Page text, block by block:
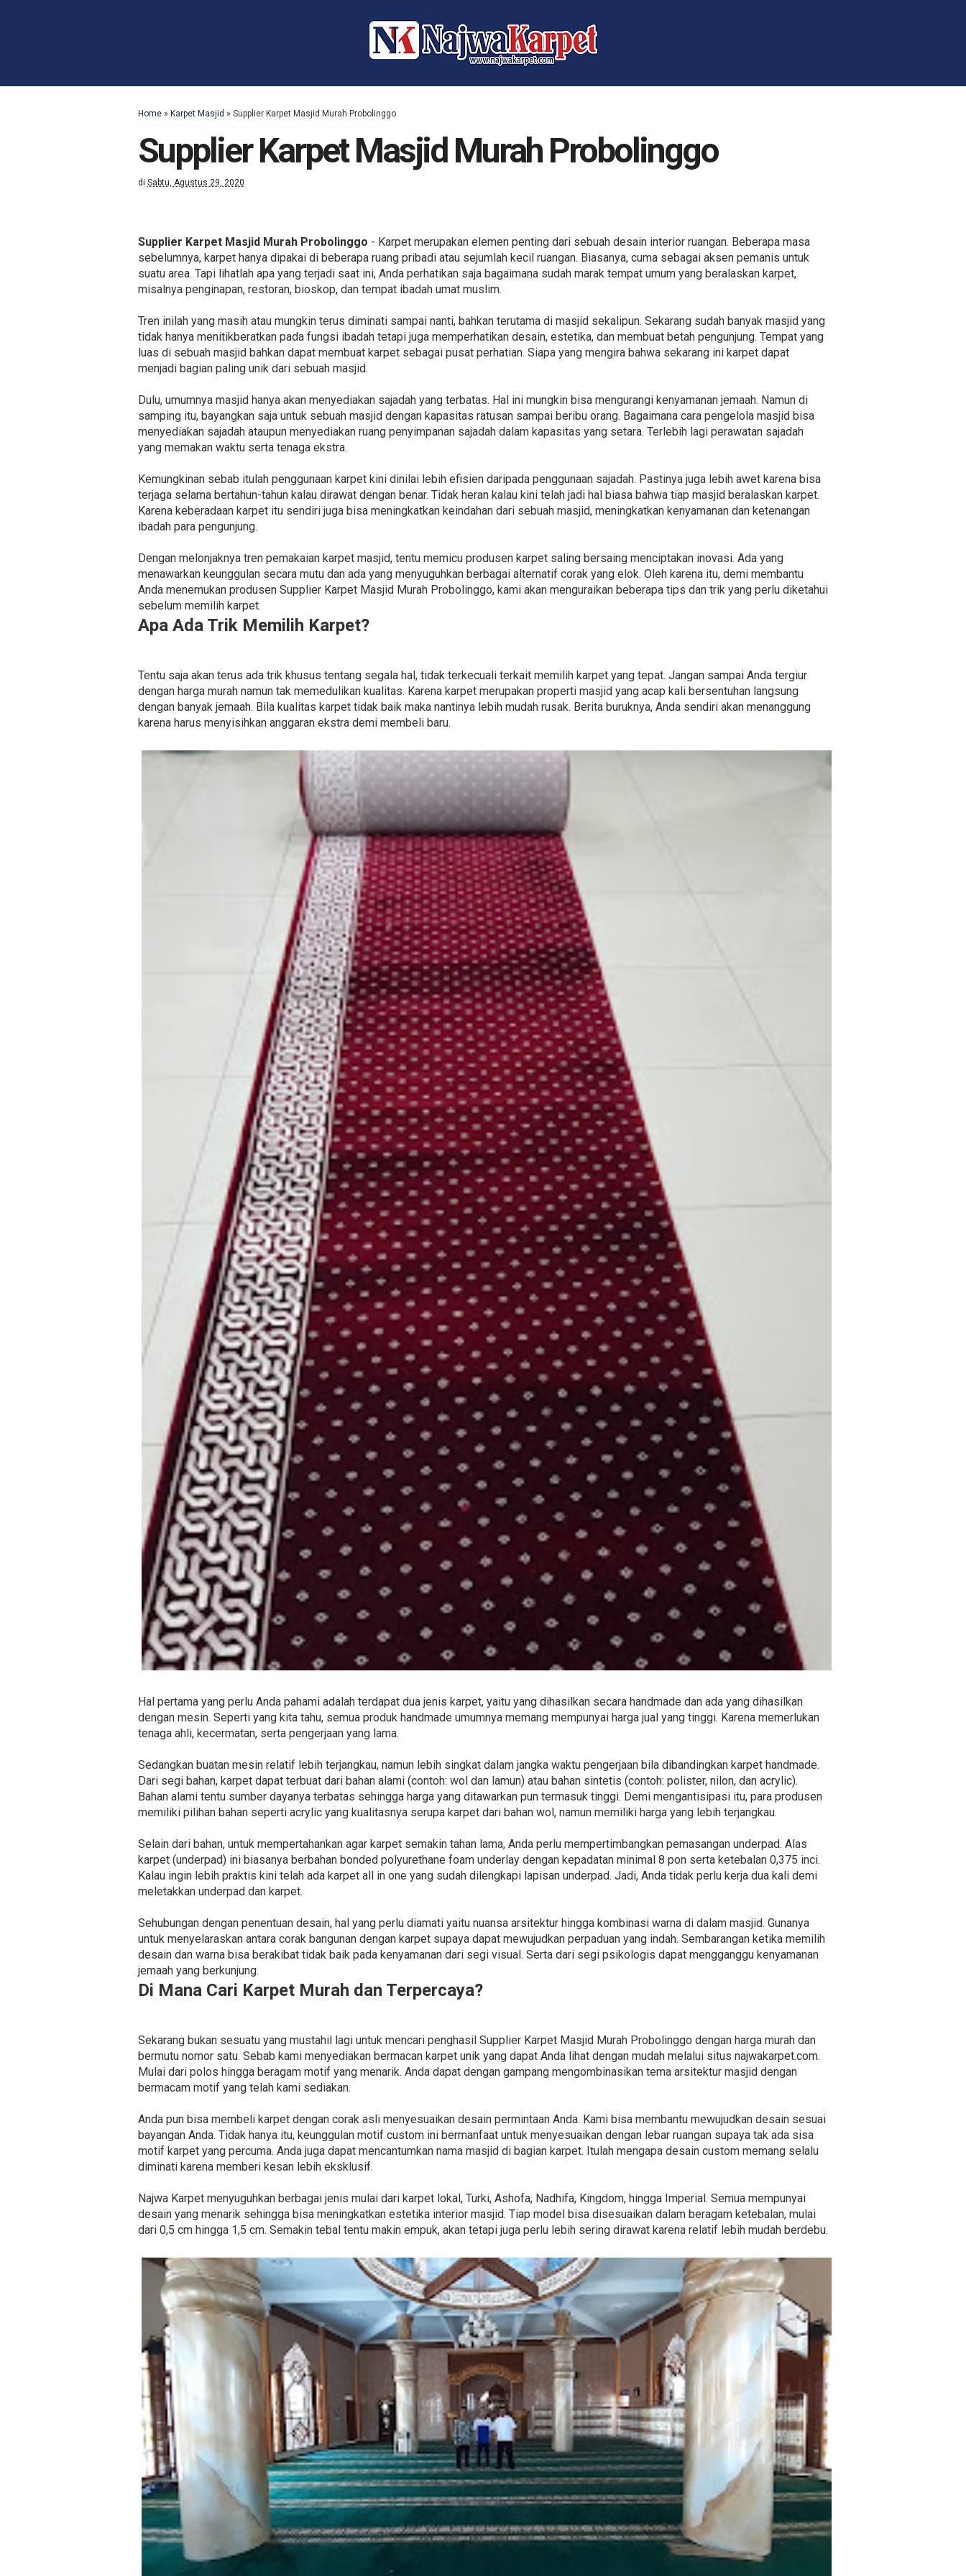
Home » Karpet Masjid » Supplier Karpet Masjid Murah Probolinggo
Supplier Karpet Masjid Murah Probolinggo
di Sabtu, Agustus 29, 2020
Supplier Karpet Masjid Murah Probolinggo - Karpet merupakan elemen penting dari sebuah desain interior ruangan. Beberapa masa
sebelumnya, karpet hanya dipakai di beberapa ruang pribadi atau sejumlah kecil ruangan. Biasanya, cuma sebagai aksen pemanis untuk
suatu area. Tapi lihatlah apa yang terjadi saat ini, Anda perhatikan saja bagaimana sudah marak tempat umum yang beralaskan karpet,
misalnya penginapan, restoran, bioskop, dan tempat ibadah umat muslim.
Tren inilah yang masih atau mungkin terus diminati sampai nanti, bahkan terutama di masjid sekalipun. Sekarang sudah banyak masjid yang
tidak hanya menitikberatkan pada fungsi ibadah tetapi juga memperhatikan desain, estetika, dan membuat betah pengunjung. Tempat yang
luas di sebuah masjid bahkan dapat membuat karpet sebagai pusat perhatian. Siapa yang mengira bahwa sekarang ini karpet dapat
menjadi bagian paling unik dari sebuah masjid.
Dulu, umumnya masjid hanya akan menyediakan sajadah yang terbatas. Hal ini mungkin bisa mengurangi kenyamanan jemaah. Namun di
samping itu, bayangkan saja untuk sebuah masjid dengan kapasitas ratusan sampai beribu orang. Bagaimana cara pengelola masjid bisa
menyediakan sajadah ataupun menyediakan ruang penyimpanan sajadah dalam kapasitas yang setara. Terlebih lagi perawatan sajadah
yang memakan waktu serta tenaga ekstra.
Kemungkinan sebab itulah penggunaan karpet kini dinilai lebih efisien daripada penggunaan sajadah. Pastinya juga lebih awet karena bisa
terjaga selama bertahun-tahun kalau dirawat dengan benar. Tidak heran kalau kini telah jadi hal biasa bahwa tiap masjid beralaskan karpet.
Karena keberadaan karpet itu sendiri juga bisa meningkatkan keindahan dari sebuah masjid, meningkatkan kenyamanan dan ketenangan
ibadah para pengunjung.
Dengan melonjaknya tren pemakaian karpet masjid, tentu memicu produsen karpet saling bersaing menciptakan inovasi. Ada yang
menawarkan keunggulan secara mutu dan ada yang menyuguhkan berbagai alternatif corak yang elok. Oleh karena itu, demi membantu
Anda menemukan produsen Supplier Karpet Masjid Murah Probolinggo, kami akan menguraikan beberapa tips dan trik yang perlu diketahui
sebelum memilih karpet.
Apa Ada Trik Memilih Karpet?
Tentu saja akan terus ada trik khusus tentang segala hal, tidak terkecuali terkait memilih karpet yang tepat. Jangan sampai Anda tergiur
dengan harga murah namun tak memedulikan kualitas. Karena karpet merupakan properti masjid yang acap kali bersentuhan langsung
dengan banyak jemaah. Bila kualitas karpet tidak baik maka nantinya lebih mudah rusak. Berita buruknya, Anda sendiri akan menanggung
karena harus menyisihkan anggaran ekstra demi membeli baru.
Hal pertama yang perlu Anda pahami adalah terdapat dua jenis karpet, yaitu yang dihasilkan secara handmade dan ada yang dihasilkan
dengan mesin. Seperti yang kita tahu, semua produk handmade umumnya memang mempunyai harga jual yang tinggi. Karena memerlukan
tenaga ahli, kecermatan, serta pengerjaan yang lama.
Sedangkan buatan mesin relatif lebih terjangkau, namun lebih singkat dalam jangka waktu pengerjaan bila dibandingkan karpet handmade.
Dari segi bahan, karpet dapat terbuat dari bahan alami (contoh: wol dan lamun) atau bahan sintetis (contoh: polister, nilon, dan acrylic).
Bahan alami tentu sumber dayanya terbatas sehingga harga yang ditawarkan pun termasuk tinggi. Demi mengantisipasi itu, para produsen
memiliki pilihan bahan seperti acrylic yang kualitasnya serupa karpet dari bahan wol, namun memiliki harga yang lebih terjangkau.
Selain dari bahan, untuk mempertahankan agar karpet semakin tahan lama, Anda perlu mempertimbangkan pemasangan underpad. Alas
karpet (underpad) ini biasanya berbahan bonded polyurethane foam underlay dengan kepadatan minimal 8 pon serta ketebalan 0,375 inci.
Kalau ingin lebih praktis kini telah ada karpet all in one yang sudah dilengkapi lapisan underpad. Jadi, Anda tidak perlu kerja dua kali demi
meletakkan underpad dan karpet.
Sehubungan dengan penentuan desain, hal yang perlu diamati yaitu nuansa arsitektur hingga kombinasi warna di dalam masjid. Gunanya
untuk menyelaraskan antara corak bangunan dengan karpet supaya dapat mewujudkan perpaduan yang indah. Sembarangan ketika memilih
desain dan warna bisa berakibat tidak baik pada kenyamanan dari segi visual. Serta dari segi psikologis dapat mengganggu kenyamanan
jemaah yang berkunjung.
Di Mana Cari Karpet Murah dan Terpercaya?
Sekarang bukan sesuatu yang mustahil lagi untuk mencari penghasil Supplier Karpet Masjid Murah Probolinggo dengan harga murah dan
bermutu nomor satu. Sebab kami menyediakan bermacan karpet unik yang dapat Anda lihat dengan mudah melalui situs najwakarpet.com.
Mulai dari polos hingga beragam motif yang menarik. Anda dapat dengan gampang mengombinasikan tema arsitektur masjid dengan
bermacam motif yang telah kami sediakan.
Anda pun bisa membeli karpet dengan corak asli menyesuaikan desain permintaan Anda. Kami bisa membantu mewujudkan desain sesuai
bayangan Anda. Tidak hanya itu, keunggulan motif custom ini bermanfaat untuk menyesuaikan dengan lebar ruangan supaya tak ada sisa
motif karpet yang percuma. Anda juga dapat mencantumkan nama masjid di bagian karpet. Itulah mengapa desain custom memang selalu
diminati karena memberi kesan lebih eksklusif.
Najwa Karpet menyuguhkan berbagai jenis mulai dari karpet lokal, Turki, Ashofa, Nadhifa, Kingdom, hingga Imperial. Semua mempunyai
desain yang menarik sehingga bisa meningkatkan estetika interior masjid. Tiap model bisa disesuaikan dalam beragam ketebalan, mulai
dari 0,5 cm hingga 1,5 cm. Semakin tebal tentu makin empuk, akan tetapi juga perlu lebih sering dirawat karena relatif lebih mudah berdebu.